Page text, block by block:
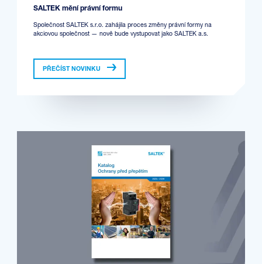
SALTEK mění právní formu
Společnost SALTEK s.r.o. zahájila proces změny právní formy na
akciovou společnost — nově bude vystupovat jako SALTEK a.s.
PŘEČÍST NOVINKU